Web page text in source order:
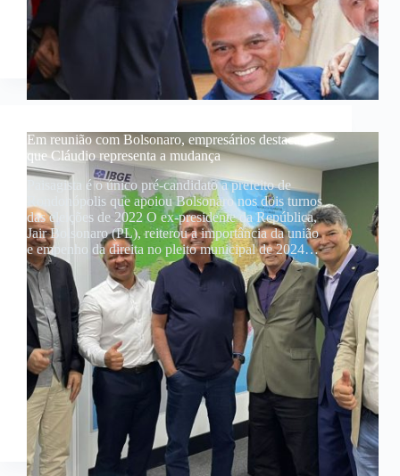
Em reunião com Bolsonaro, empresários destacam
que Cláudio representa a mudança
Paisagista é o único pré-candidato a prefeito de
Rondonópolis que apoiou Bolsonaro nos dois turnos
das eleições de 2022 O ex-presidente da República,
Jair Bolsonaro (PL), reiterou a importância da união
e empenho da direita no pleito municipal de 2024…